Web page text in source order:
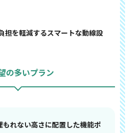
担を軽減するスマートな動線設
の多いプラン
もれない高さに配置した機能ポ